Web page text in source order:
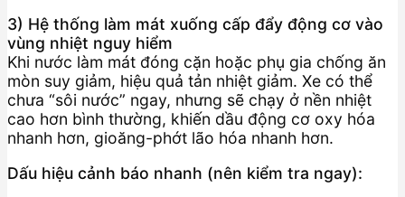
3) Hệ thống làm mát xuống cấp đẩy động cơ vào
vùng nhiệt nguy hiểm
Khi nước làm mát đóng cặn hoặc phụ gia chống ăn
mòn suy giảm, hiệu quả tản nhiệt giảm. Xe có thể
chưa “sôi nước” ngay, nhưng sẽ chạy ở nền nhiệt
cao hơn bình thường, khiến dầu động cơ oxy hóa
nhanh hơn, gioăng-phớt lão hóa nhanh hơn.
Dấu hiệu cảnh báo nhanh (nên kiểm tra ngay):